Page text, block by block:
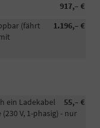
917,– €
1.196,– €
(fährt
55,– €
ein Ladekabel
V, 1-phasig) - nur